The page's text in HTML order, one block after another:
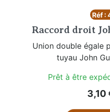
Réf :
Raccord droit
Union double égale
tuyau John
Prêt à être
Prix
3,10